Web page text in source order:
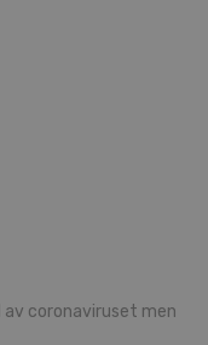
av coronaviruset men